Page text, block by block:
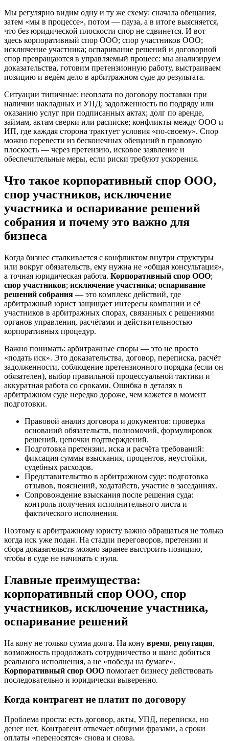
Мы регулярно видим одну и ту же схему: сначала обещания,
затем «мы в процессе», потом — пауза, а в итоге выясняется,
что без юридической плоскости спор не сдвинется. И вот
здесь корпоративный спор ООО; спор участников ООО;
исключение участника; оспаривание решений и договорной
спор превращаются в управляемый процесс: мы анализируем
доказательства, готовим претензионную работу, выстраиваем
позицию и ведём дело в арбитражном суде до результата.
Ситуации типичные: неоплата по договору поставки при
наличии накладных и УПД; задолженность по подряду или
оказанию услуг при подписанных актах; долг по аренде,
займам, актам сверки или расписке; конфликты между ООО и
ИП, где каждая сторона трактует условия «по-своему». Спор
можно перевести из бесконечных обещаний в правовую
плоскость — через претензию, исковое заявление и
обеспечительные меры, если риски требуют ускорения.
Что такое корпоративный спор ООО,
спор участников, исключение
участника и оспаривание решений
собрания и почему это важно для
бизнеса
Когда бизнес сталкивается с конфликтом внутри структуры
или вокруг обязательств, ему нужна не «общая консультация»,
а точная юридическая работа. Корпоративный спор ООО;
спор участников; исключение участника; оспаривание
решений собрания — это комплекс действий, где
арбитражный юрист защищает интересы компании и её
участников в арбитражных спорах, связанных с решениями
органов управления, расчётами и действительностью
корпоративных процедур.
Важно понимать: арбитражные споры — это не просто
«подать иск». Это доказательства, договор, переписка, расчёт
задолженности, соблюдение претензионного порядка (если он
обязателен), выбор правильной процессуальной тактики и
аккуратная работа со сроками. Ошибка в деталях в
арбитражном суде нередко дороже, чем кажется в момент
подготовки.
Правовой анализ договора и документов: проверка
оснований обязательств, полномочий, формулировок
решений, цепочки подтверждений.
Подготовка претензии, иска и расчёта требований:
фиксация суммы взыскания, процентов, неустойки,
судебных расходов.
Представительство в арбитражном суде: подготовка
отзывов, пояснений, ходатайств, участие в заседаниях.
Сопровождение взыскания после решения суда:
контроль получения исполнительного листа и
фактического исполнения.
Поэтому к арбитражному юристу важно обращаться не только
когда иск уже подан. На стадии переговоров, претензии и
сбора доказательств можно заранее выстроить позицию,
чтобы в суде не начинать с нуля.
Главные преимущества:
корпоративный спор ООО, спор
участников, исключение участника,
оспаривание решений
На кону не только сумма долга. На кону время, репутация,
возможность продолжать сотрудничество и шанс добиться
реального исполнения, а не «победы на бумаге».
Корпоративный спор ООО помогает бизнесу действовать
последовательно и юридически выверенно.
Когда контрагент не платит по договору
Проблема проста: есть договор, акты, УПД, переписка, но
денег нет. Контрагент отвечает общими фразами, а сроки
оплаты «переносятся» снова и снова.